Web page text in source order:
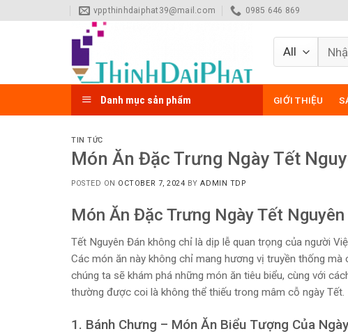
to
vppthinhdaiphat39@mail.com 0985 646 869
Search
Danh mục sản phẩm GIỚI THIỆU
TIN TỨC
Món Ăn Đặc Trưng Ngày Tết
POSTED ON OCTOBER 7, 2024 BYADMIN TDP
Món Ăn Đặc Trưng Ngày Tết
Tết Nguyên Đán không chỉ là dịp lễ quan trọng của người
Các món ăn này không chỉ mang hương vị truyền thống
chúng ta sẽ khám phá những món ăn tiêu biểu, cùng với
thường được coi là không thể thiếu trong mâm cỗ ngày Tết.
1. Bánh Chưng – Món Ăn Biểu Tượng Của